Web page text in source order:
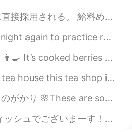
！ 外国人講師としてあり得ないと思ったわ笑 その一方。。。。。。。。。。 勤務時間は8:30から19時まで ...
kanji, now i am studying japanese 2 to 3 hours a d...
maple sauce, french toast with almond butter, crea...
is started in 昆明, and this is the first location in 🇺🇸
of sakura in Taiwan. If you ever get the chance please ...
しました ヨーロッパへだいは刺身でした〜！ へだいさん脂ノリノリで美味しかった We have moon-viewi...